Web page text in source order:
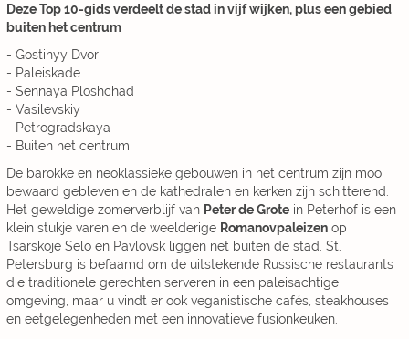
Deze Top 10-gids verdeelt de stad in vijf wijken, plus een gebied
buiten het centrum
- Gostinyy Dvor
- Paleiskade
- Sennaya Ploshchad
- Vasilevskiy
- Petrogradskaya
- Buiten het centrum
De barokke en neoklassieke gebouwen in het centrum zijn mooi
bewaard gebleven en de kathedralen en kerken zijn schitterend.
Het geweldige zomerverblijf van Peter de Grote in Peterhof is een
klein stukje varen en de weelderige Romanovpaleizen op
Tsarskoje Selo en Pavlovsk liggen net buiten de stad. St.
Petersburg is befaamd om de uitstekende Russische restaurants
die traditionele gerechten serveren in een paleisachtige
omgeving, maar u vindt er ook veganistische cafés, steakhouses
en eetgelegenheden met een innovatieve fusionkeuken.